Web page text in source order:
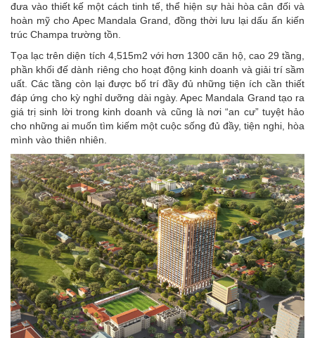
đưa vào thiết kế một cách tinh tế, thể hiện sự hài hòa cân đối và
hoàn mỹ cho Apec Mandala Grand, đồng thời lưu lại dấu ấn kiến
trúc Champa trường tồn.
Tọa lạc trên diện tích 4,515m2 với hơn 1300 căn hộ, cao 29 tầng,
phần khối đế dành riêng cho hoạt động kinh doanh và giải trí sầm
uất. Các tầng còn lại được bố trí đầy đủ những tiện ích cần thiết
đáp ứng cho kỳ nghỉ dưỡng dài ngày. Apec Mandala Grand tạo ra
giá trị sinh lời trong kinh doanh và cũng là nơi “an cư” tuyệt hảo
cho những ai muốn tìm kiếm một cuộc sống đủ đầy, tiện nghi, hòa
mình vào thiên nhiên.